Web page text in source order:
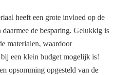
heeft een grote invloed op de
daarmee de besparing. Gelukkig is
materialen, waardoor
een klein budget mogelijk is!
opsomming opgesteld van de